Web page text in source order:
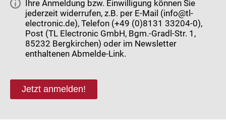
Ihre Anmeldung bzw. Einwilligung können Sie
jederzeit widerrufen, z.B. per E-Mail (info@tl-
electronic.de), Telefon (+49 (0)8131 33204-0),
Post (TL Electronic GmbH, Bgm.-Gradl-Str. 1,
85232 Bergkirchen) oder im Newsletter
enthaltenen Abmelde-Link.
Jetzt anmelden!